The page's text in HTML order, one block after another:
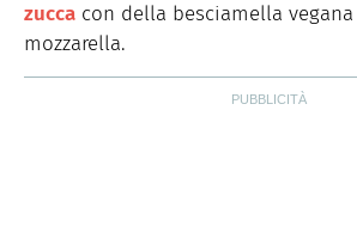
zucca con della besciamella
mozzarella.